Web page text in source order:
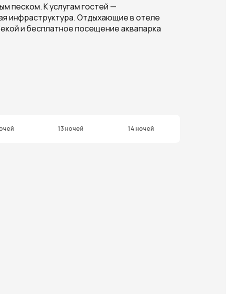
песком. К услугам гостей —
инфраструктура. Отдыхающие в отеле
и бесплатное посещение аквапарка
13 ночей 14 ночей